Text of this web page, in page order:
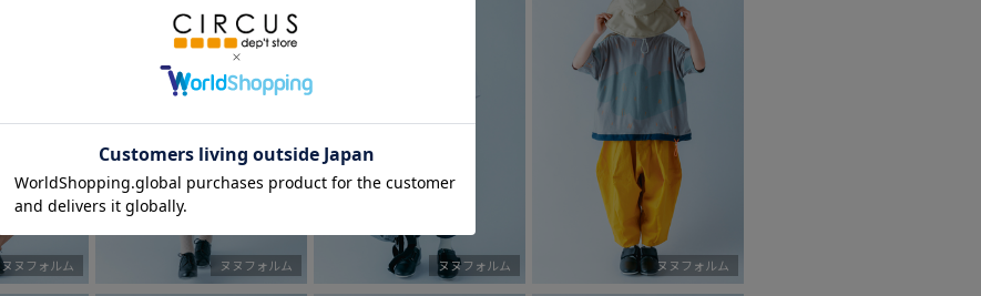
ヌヌフォルム ヌヌフォルム ヌヌフォルム ヌヌフォルム